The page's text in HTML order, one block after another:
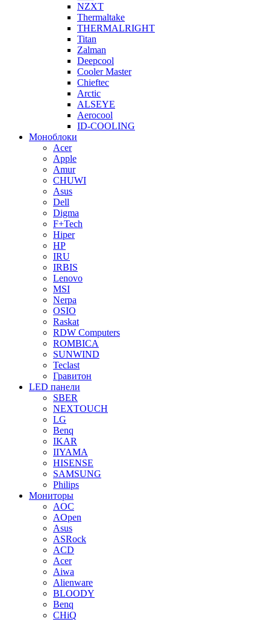
NZXT
Thermaltake
THERMALRIGHT
Titan
Zalman
Deepcool
Cooler Master
Chieftec
Arctic
ALSEYE
Aerocool
ID-COOLING
Моноблоки
Acer
Apple
Amur
CHUWI
Asus
Dell
Digma
F+Tech
Hiper
HP
IRU
IRBIS
Lenovo
MSI
Nerpa
OSIO
Raskat
RDW Computers
ROMBICA
SUNWIND
Teclast
Гравитон
LED панели
SBER
NEXTOUCH
LG
Benq
IKAR
IIYAMA
HISENSE
SAMSUNG
Philips
Мониторы
AOC
AOpen
Asus
ASRock
ACD
Acer
Aiwa
Alienware
BLOODY
Benq
CHiQ